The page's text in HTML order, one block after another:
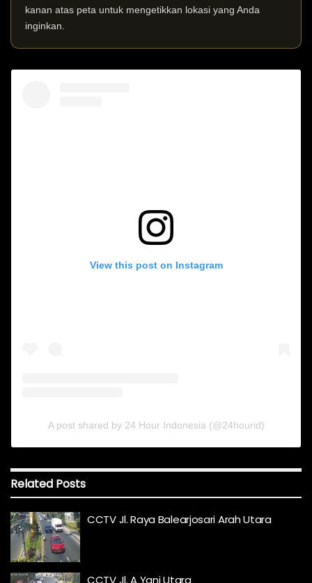
kanan atas peta untuk mengetikkan lokasi yang Anda
inginkan.
View this post on Instagram
A post shared by 24 Hour Indonesia (@24hourid)
Related Posts
CCTV Jl. Raya Balearjosari Arah Utara
CCTV Jl. A Yani Utara